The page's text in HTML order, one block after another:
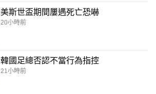
美斯世盃期間屢遇死亡恐嚇
20小時前
韓國足總否認不當行為指控
21小時前